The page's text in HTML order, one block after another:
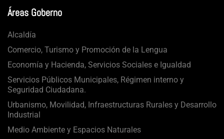
Áreas Goberno
Alcaldía
Comercio, Turismo y Promoción de la Lengua
Economía y Hacienda, Servicios Sociales e Igualdad
Servicios Públicos Municipales, Régimen interno y
Seguridad Ciudadana.
Urbanismo, Movilidad, Infraestructuras Rurales y Desarrollo
Industrial
Medio Ambiente y Espacios Naturales